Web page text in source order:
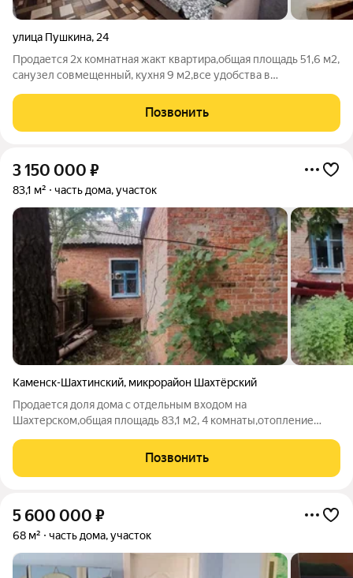
улица Пушкина, 24
Продается 2х комнатная жакт квартира,общая площадь 51,6 м2,
санузел совмещенный, кухня 9 м2,все удобства в
состояние,косметический ремонт,на все счетчики.Есть
гараж,хоз постройка,подвал.
Позвонить
3 150 000 ₽
83,1 м² часть дома, участок
Каменск-Шахтинский, микрорайон Шахтёрский
Продается доля дома с отдельным входом на
Шахтерском,общая площадь 83,1 м2, 4 комнаты,отопление
Позвонить
5 600 000 ₽
68 м² часть дома, участок